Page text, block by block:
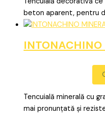
beton aparent, pentru
INTONACHINO
Tencuială minerală cu
mai pronunțată și